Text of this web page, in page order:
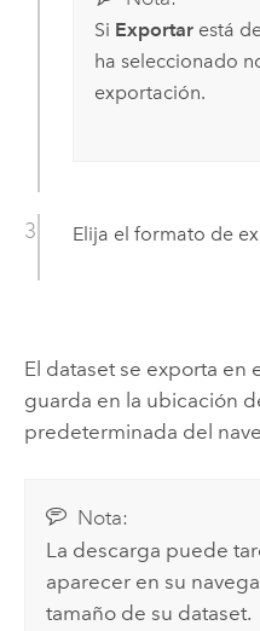
Si Exportarestá
ha seleccionado
exportación.
Elija el formato de
El dataset se exporta en
guarda en la ubicación
predeterminada del
Nota:
La descarga puede
aparecer en su
tamaño de su dataset.